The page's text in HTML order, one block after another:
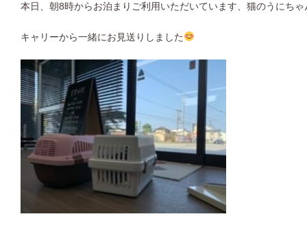
本日、朝8時からお泊まりご利用いただいています、猫のうにち
キャリーから一緒にお見送りしました